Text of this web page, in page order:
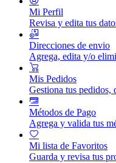
Mi Perfil
Revisa y edita tus
Direcciones de envio
Agrega, edita y/o
Mis Pedidos
Gestiona tus pedidos,
Métodos de Pago
Agrega y valida tus
Mi lista de Favoritos
Guarda y revisa tus